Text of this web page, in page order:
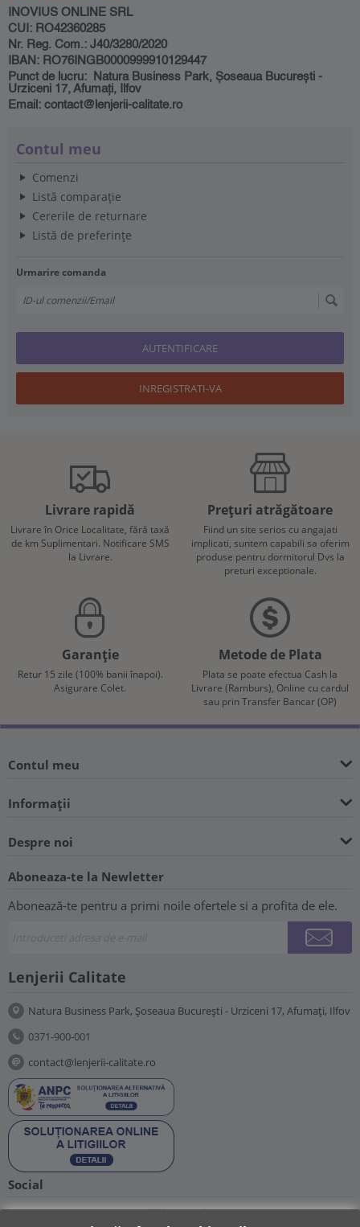
Contul meu
Comenzi
Listă comparație
Cererile de returnare
Listă de preferințe
Urmarire comanda
AUTENTIFICARE
INREGISTRATI-VA
INOVIUS ONLINE SRL
CUI: RO42360285
Nr. Reg. Com.: J40/3280/2020
IBAN: RO76INGB0000999910129447
Punct de lucru: Natura Business Park, Șoseaua București -
Urziceni 17, Afumați, Ilfov
Email: contact@lenjerii-calitate.ro
Livrare rapidă
Livrare în Orice Localitate, fără taxă
de km Suplimentari. Notificare SMS
la Livrare.
Prețuri atrăgătoare
Fiind un site serios cu angajati
implicati, suntem capabili sa oferim
produse pentru dormitorul Dvs la
preturi exceptionale.
Garanție
Retur 15 zile (100% banii înapoi).
Asigurare Colet.
Metode de Plata
Plata se poate efectua Cash la
Livrare (Ramburs), Online cu cardul
sau prin Transfer Bancar (OP)
Contul meu
Informații
Despre noi
Aboneaza-te la Newletter
Abonează-te pentru a primi noile ofertele si a profita de ele.
Lenjerii Calitate
Natura Business Park, Șoseaua București - Urziceni 17, Afumați, Ilfov
0371-900-001
contact@lenjerii-calitate.ro
Social
Suntem prezenti si pe retelele sociale: